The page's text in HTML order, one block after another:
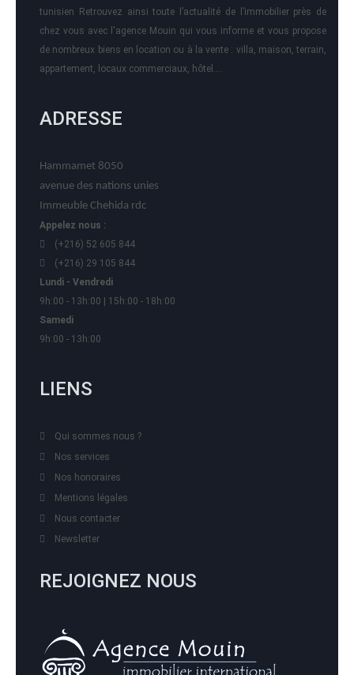
tunisien Retrouvez ainsi toute l’actualité de l’immobilier près de
chez vous avec l'agence Mouin qui vous informe et vous propose
de nombreux biens en location ou à la vente : villa, maison, terrain,
appartement, locaux commerciaux, hôtel….
ADRESSE
Hammamet 8050
avenue des nations unies
Immeuble Chehida rdc
Appelez nous :
(+216) 52 605 844
(+216) 29 105 844
Lundi - Vendredi
9h:00 - 13h:00 | 15h:00 - 18h:00
Samedi
9h:00 - 13h:00
LIENS
Qui sommes nous ?
Nos services
Nos honoraires
Mentions légales
Nous contacter
Newsletter
REJOIGNEZ NOUS